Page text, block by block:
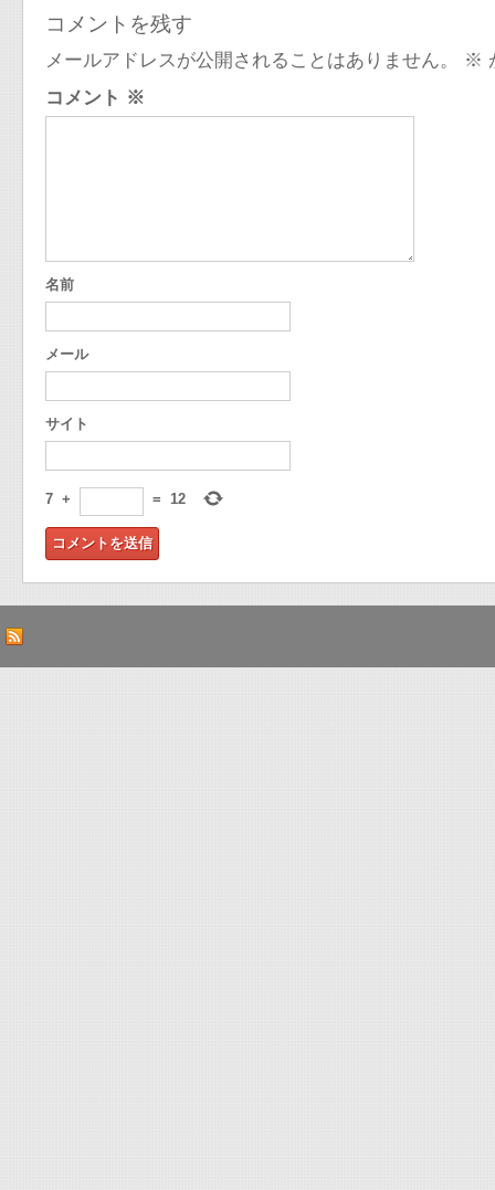
コメントを残す
メールアドレスが公開されることはありません。 ※
コメント ※
名前
メール
サイト
7 + = 12